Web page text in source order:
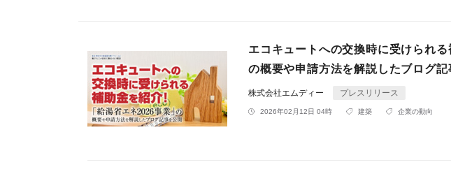
エコキュートへの交換時に受けられ
の概要や申請方法を解説したブログ
株式会社エムディー プレスリリース
2026年02月12日 04時 建築 企業の動向